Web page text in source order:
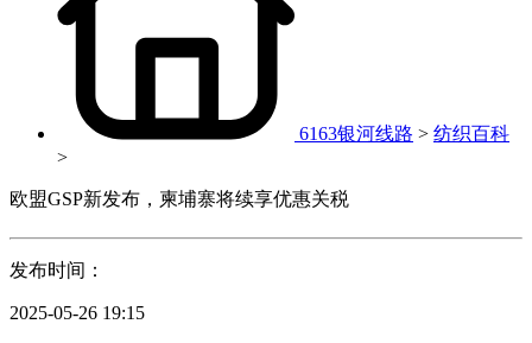
6163银河线路 > 纺织百科
>
欧盟GSP新发布，柬埔寨将续享优惠关税
发布时间：
2025-05-26 19:15